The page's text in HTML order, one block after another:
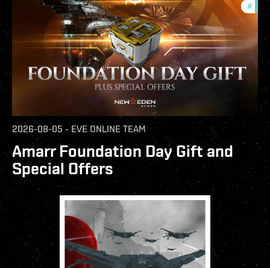
# in-
2026-08-05 - EVE ONLINE TEAM
Amarr Foundation Day Gift and
Special Offers